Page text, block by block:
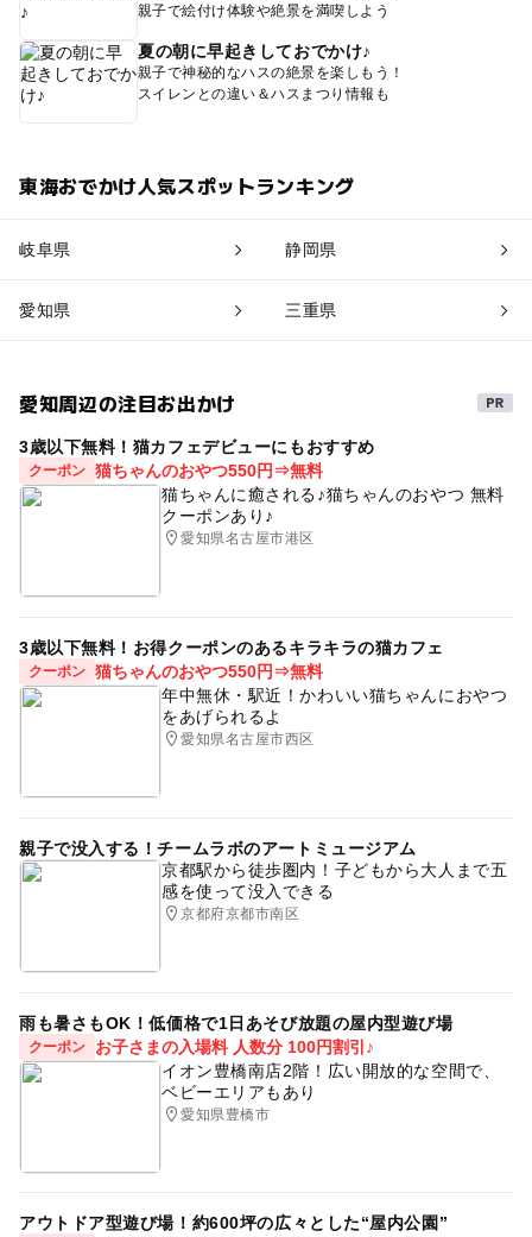
親子で絵付け体験や絶景を満喫しよう
夏の朝に早起きしておでかけ♪
親子で神秘的なハスの絶景を楽しもう！
スイレンとの違い＆ハスまつり情報も
東海おでかけ人気スポットランキング
岐阜県 静岡県
愛知県 三重県
愛知周辺の注目お出かけ
3歳以下無料！猫カフェデビューにもおすすめ
クーポン 猫ちゃんのおやつ550円⇒無料
猫ちゃんに癒される♪猫ちゃんのおやつ 無料
クーポンあり♪
愛知県名古屋市港区
3歳以下無料！お得クーポンのあるキラキラの猫カフェ
クーポン 猫ちゃんのおやつ550円⇒無料
年中無休・駅近！かわいい猫ちゃんにおやつ
をあげられるよ
愛知県名古屋市西区
親子で没入する！チームラボのアートミュージアム
京都駅から徒歩圏内！子どもから大人まで五
感を使って没入できる
京都府京都市南区
雨も暑さもOK！低価格で1日あそび放題の屋内型遊び場
クーポン
お子さまの入場料 人数分 100円割引♪
イオン豊橋南店2階！広い開放的な空間で、
ベビーエリアもあり
愛知県豊橋市
アウトドア型遊び場！約600坪の広々とした“屋内公園”